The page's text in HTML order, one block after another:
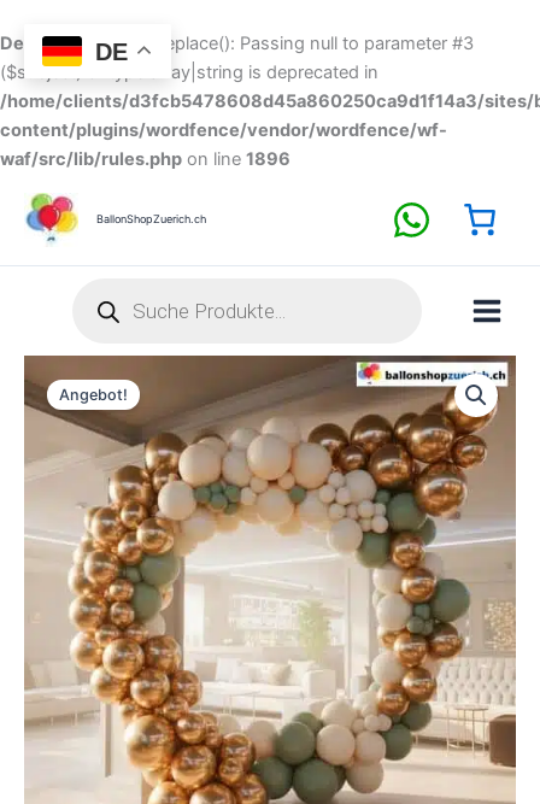
Deprecated: preg_replace(): Passing null to parameter #3
($subject) of type array|string is deprecated in
/home/clients/d3fcb5478608d45a860250ca9d1f14a3/sites/
content/plugins/wordfence/vendor/wordfence/wf-
waf/src/lib/rules.php on line 1896
Inhalt
springen
BallonShopZuerich.ch
Angebot!
Salbei
Sandweiss
Chrome
130er
Menge
DE